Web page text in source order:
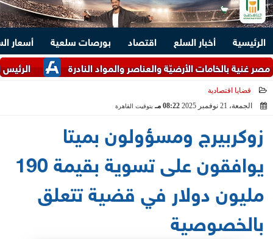
الرئيسية أخبار السلع اقتصاد بورصات سلعية
أسعار
الرئيس السيسي
بالخامات الأرضيّة والعناصر والمواد النادرة
قضايا اقتصادية
الجمعة، 21 نوفمبر 2025
08:22 مـ بتوقيت القاهرة
زوكربيرج ومسؤولون بميتا
يوافقون على تسوية بقيمة 190
مليون دولار في قضية تتعلق
بالخصوصية